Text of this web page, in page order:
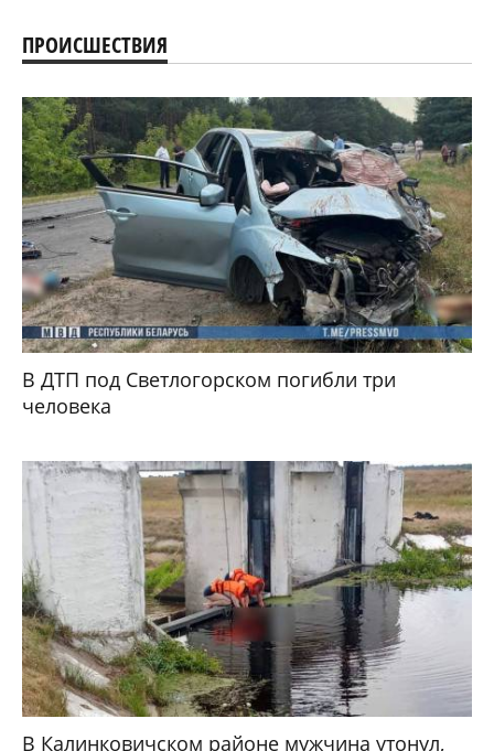
ПРОИСШЕСТВИЯ
В ДТП под Светлогорском погибли три
человека
В Калинковичском районе мужчина утонул,